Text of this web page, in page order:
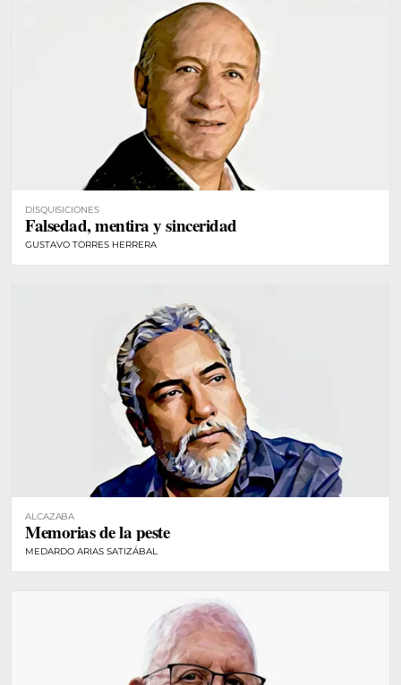
DISQUISICIONES
Falsedad, mentira y sinceridad
GUSTAVO TORRES HERRERA
ALCAZABA
Memorias de la peste
MEDARDO ARIAS SATIZÁBAL